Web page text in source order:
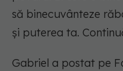
să binecuvânteze
și puterea ta.
Gabriel a postat pe